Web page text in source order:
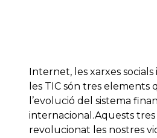
Internet, les xarxes socials
les TIC són tres
l’evolució del sistema
internacional.Aquests
revolucionat les nostres